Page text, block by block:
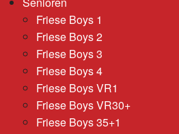
Friese Boys 1
Friese Boys 2
Friese Boys 3
Friese Boys 4
Friese Boys VR1
Friese Boys VR30+
Friese Boys 35+1